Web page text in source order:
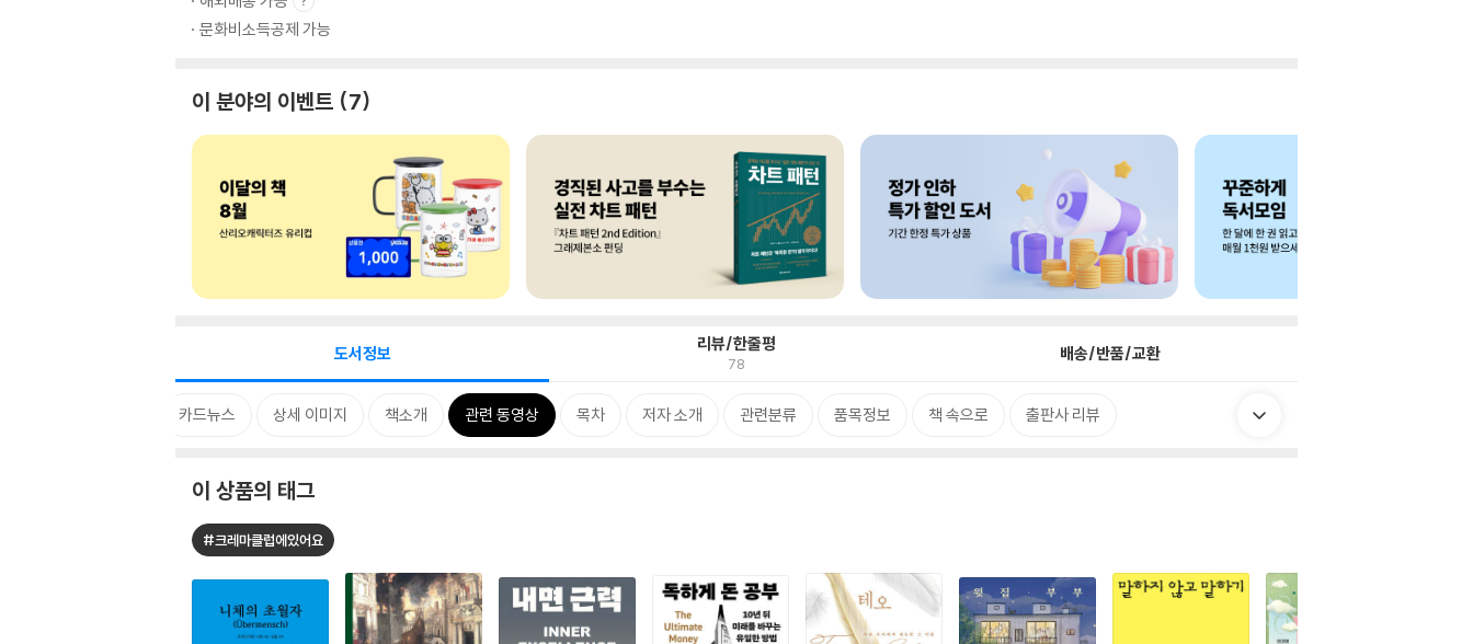
문화비소득공제 가능
이 분야의 이벤트 7
도서정보 리뷰/한줄평
78 배송/반품/교환
카드뉴스 상세 이미지 책소개 관련 동영상 목차 저자 소개 관련분류 품목정보 책 속으로 출판사 리뷰
이 상품의 태그
#크레마클럽에있어요